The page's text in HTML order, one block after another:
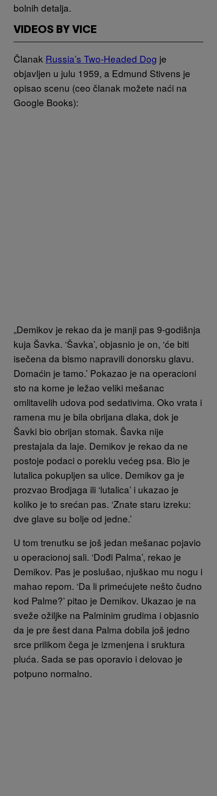
bolnih detalja.
VIDEOS BY VICE
Članak Russia’s Two-Headed Dog je
objavljen u julu 1959, a Edmund Stivens je
opisao scenu (ceo članak možete naći na
Google Books):
„Demikov je rekao da je manji pas 9-godišnja
kuja Šavka. ‘Šavka’, objasnio je on, ‘će biti
isečena da bismo napravili donorsku glavu.
Domaćin je tamo.’ Pokazao je na operacioni
sto na kome je ležao veliki mešanac
omlitavelih udova pod sedativima. Oko vrata i
ramena mu je bila obrijana dlaka, dok je
Šavki bio obrijan stomak. Šavka nije
prestajala da laje. Demikov je rekao da ne
postoje podaci o poreklu većeg psa. Bio je
lutalica pokupljen sa ulice. Demikov ga je
prozvao Brodjaga ili ‘lutalica’ i ukazao je
koliko je to srećan pas. ‘Znate staru izreku:
dve glave su bolje od jedne.’
U tom trenutku se još jedan mešanac pojavio
u operacionoj sali. ‘Dođi Palma’, rekao je
Demikov. Pas je poslušao, njuškao mu nogu i
mahao repom. ‘Da li primećujete nešto čudno
kod Palme?’ pitao je Demikov. Ukazao je na
sveže ožiljke na Palminim grudima i objasnio
da je pre šest dana Palma dobila još jedno
srce prilikom čega je izmenjena i sruktura
pluća. Sada se pas oporavio i delovao je
potpuno normalno.